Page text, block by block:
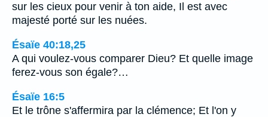
sur les cieux pour venir à ton aide, Il est avec
majesté porté sur les nuées.
Ésaïe 40:18,25
A qui voulez-vous comparer Dieu? Et quelle image
ferez-vous son égale?…
Ésaïe 16:5
Et le trône s'affermira par la clémence; Et l'on y